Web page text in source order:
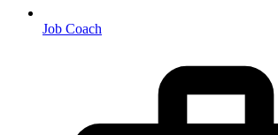
Job Coach